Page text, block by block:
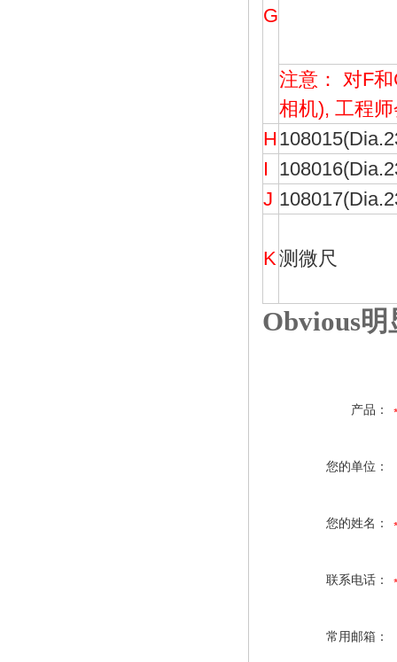
G
注意： 对F
相机), 工程
H
I
J
K测微尺
Obvious
产品：
您的单位：
您的姓名：
联系电话：
常用邮箱：